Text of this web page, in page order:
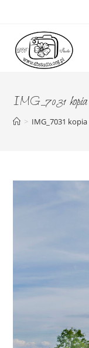
content
IMG_7031
> IMG_7031 kopia